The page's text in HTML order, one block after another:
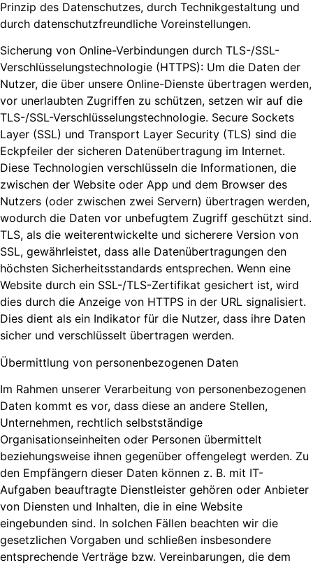
Prinzip des Datenschutzes, durch Technikgestaltung und
durch datenschutzfreundliche Voreinstellungen.
Sicherung von Online-Verbindungen durch TLS-/SSL-
Verschlüsselungstechnologie (HTTPS): Um die Daten der
Nutzer, die über unsere Online-Dienste übertragen werden,
vor unerlaubten Zugriffen zu schützen, setzen wir auf die
TLS-/SSL-Verschlüsselungstechnologie. Secure Sockets
Layer (SSL) und Transport Layer Security (TLS) sind die
Eckpfeiler der sicheren Datenübertragung im Internet.
Diese Technologien verschlüsseln die Informationen, die
zwischen der Website oder App und dem Browser des
Nutzers (oder zwischen zwei Servern) übertragen werden,
wodurch die Daten vor unbefugtem Zugriff geschützt sind.
TLS, als die weiterentwickelte und sicherere Version von
SSL, gewährleistet, dass alle Datenübertragungen den
höchsten Sicherheitsstandards entsprechen. Wenn eine
Website durch ein SSL-/TLS-Zertifikat gesichert ist, wird
dies durch die Anzeige von HTTPS in der URL signalisiert.
Dies dient als ein Indikator für die Nutzer, dass ihre Daten
sicher und verschlüsselt übertragen werden.
Übermittlung von personenbezogenen Daten
Im Rahmen unserer Verarbeitung von personenbezogenen
Daten kommt es vor, dass diese an andere Stellen,
Unternehmen, rechtlich selbstständige
Organisationseinheiten oder Personen übermittelt
beziehungsweise ihnen gegenüber offengelegt werden. Zu
den Empfängern dieser Daten können z. B. mit IT-
Aufgaben beauftragte Dienstleister gehören oder Anbieter
von Diensten und Inhalten, die in eine Website
eingebunden sind. In solchen Fällen beachten wir die
gesetzlichen Vorgaben und schließen insbesondere
entsprechende Verträge bzw. Vereinbarungen, die dem